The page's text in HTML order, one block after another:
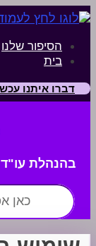
דברו איתנו
הסיפור שלנו
בית
בהנהלת עו"ד
חפש: